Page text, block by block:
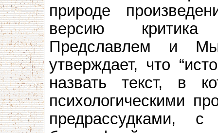
природе
версию
Предславлем и
утверждает, что
назвать текст, в
психологическими
предрассудками,